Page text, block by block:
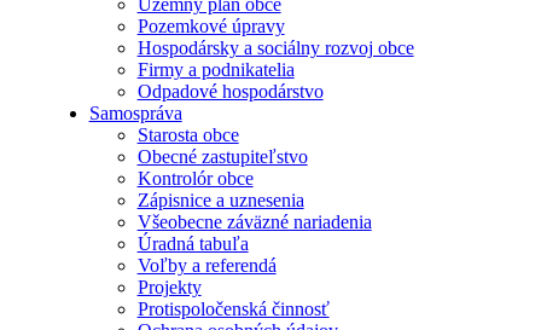
Územný plán obce
Pozemkové úpravy
Hospodársky a sociálny rozvoj obce
Firmy a podnikatelia
Odpadové hospodárstvo
Samospráva
Starosta obce
Obecné zastupiteľstvo
Kontrolór obce
Zápisnice a uznesenia
Všeobecne záväzné nariadenia
Úradná tabuľa
Voľby a referendá
Projekty
Protispoločenská činnosť